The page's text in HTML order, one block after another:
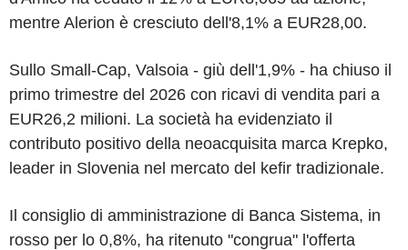
mentre Alerion è cresciuto dell'8,1% a EUR28,00.
Sullo Small-Cap, Valsoia - giù dell'1,9% - ha chiuso il
primo trimestre del 2026 con ricavi di vendita pari a
EUR26,2 milioni. La società ha evidenziato il
contributo positivo della neoacquisita marca Krepko,
leader in Slovenia nel mercato del kefir tradizionale.
Il consiglio di amministrazione di Banca Sistema, in
rosso per lo 0,8%, ha ritenuto "congrua" l'offerta